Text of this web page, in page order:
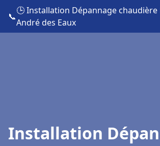
📞
🕒 Installation Dépannage chaudière
André des Eaux
Installation